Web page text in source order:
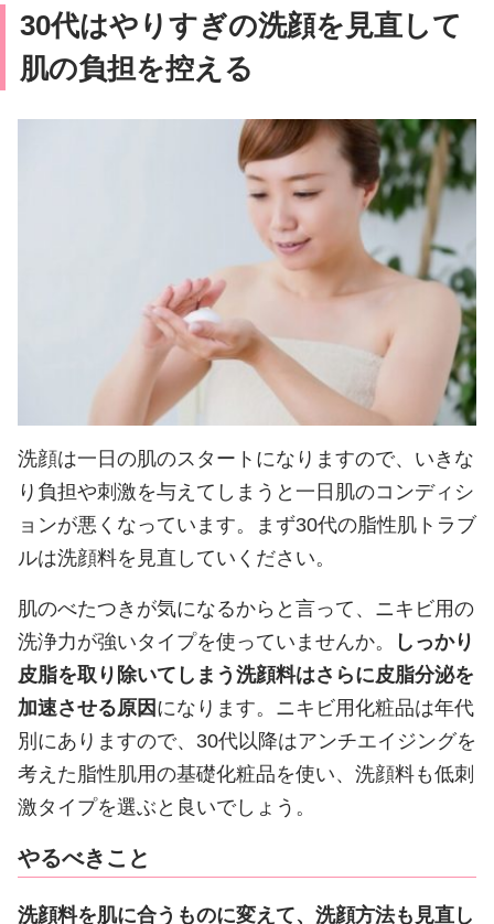
30代はやりすぎの洗顔を見直して
肌の負担を控える
洗顔は一日の肌のスタートになりますので、いきな
り負担や刺激を与えてしまうと一日肌のコンディシ
ョンが悪くなっています。まず30代の脂性肌トラブ
ルは洗顔料を見直していください。
肌のべたつきが気になるからと言って、ニキビ用の
洗浄力が強いタイプを使っていませんか。
しっかり
皮脂を取り除いてしまう洗顔料はさらに皮脂分泌を
加速させる原因 になります。ニキビ用化粧品は年代
別にありますので、30代以降はアンチエイジングを
考えた脂性肌用の基礎化粧品を使い、洗顔料も低刺
激タイプを選ぶと良いでしょう。
やるべきこと
洗顔料を肌に合うものに変えて、洗顔方法も見直し